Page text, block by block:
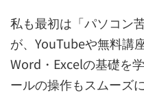
私も最初は「パソコン
が、YouTubeや無料講
Word・Excelの基礎を
ールの操作もスムーズ